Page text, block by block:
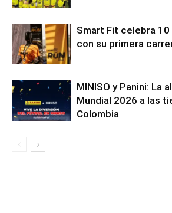
Smart Fit celebra 10
con su primera
MINISO y Panini: La
Mundial 2026 a las
Colombia